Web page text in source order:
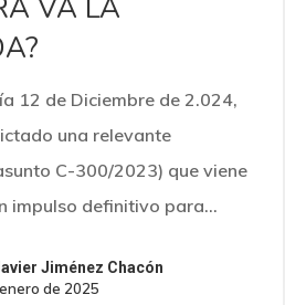
VA LA
12 de Diciembre de 2.024,
una relevante
C-300/2023) que viene
impulso definitivo para…
Jiménez Chacón
de 2025